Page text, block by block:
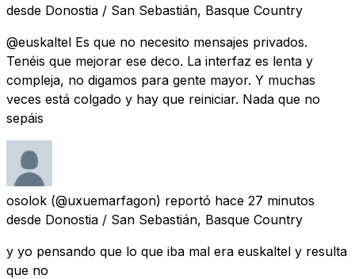
desde Donostia / San Sebastián, Basque Country
@euskaltel Es que no necesito mensajes privados.
Tenéis que mejorar ese deco. La interfaz es lenta y
compleja, no digamos para gente mayor. Y muchas
veces está colgado y hay que reiniciar. Nada que no
sepáis
osolok (@uxuemarfagon) reportó hace 27 minutos
desde Donostia / San Sebastián, Basque Country
y yo pensando que lo que iba mal era euskaltel y resulta
que no